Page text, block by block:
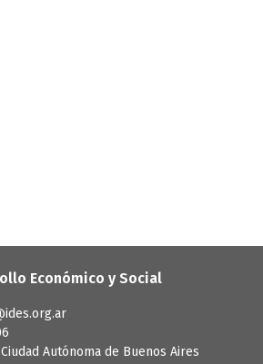
Económico y Social
Ciudad Autónoma de Buenos Aires